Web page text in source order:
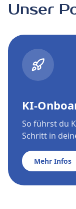
Unser
KI-
So führst du
Schritt in
Mehr Infos